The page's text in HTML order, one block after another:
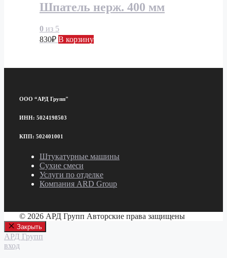
Шпатель нерж. 400 мм
0 из 5
830₽ В корзину
ООО “АРД Групп"
ИНН: 5024198503
КПП: 502401001
Штукатурные машины
Сухие смеси
Услуги по отделке
Компания ARD Group
© 2026 АРД Групп Авторские права защищены
Закрыть
АРД Групп
вход